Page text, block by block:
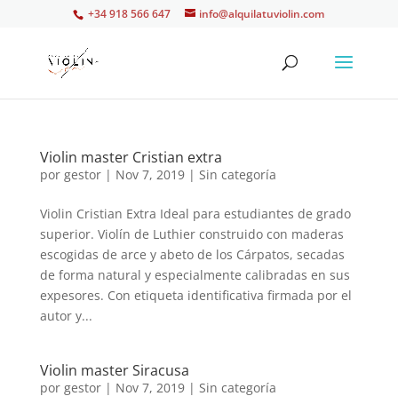
+34 918 566 647 info@alquilatuviolin.com
Violin master Cristian extra
por gestor| Nov 7, 2019| Sin categoría
Violin Cristian Extra Ideal para estudiantes de grado
superior. Violín de Luthier construido con maderas
escogidas de arce y abeto de los Cárpatos, secadas
de forma natural y especialmente calibradas en sus
expesores. Con etiqueta identificativa firmada por el
autor y...
Violin master Siracusa
por gestor| Nov 7, 2019| Sin categoría